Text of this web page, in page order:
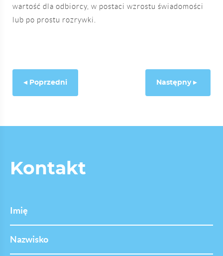
wartość dla odbiorcy, w postaci wzrostu świadomości
lub po prostu rozrywki.
Poprzedni Następny
Kontakt